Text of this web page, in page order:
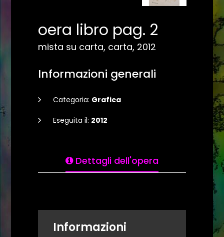
oera libro pag. 2
mista su carta, carta, 2012
Informazioni generali
Categoria: Grafica
Eseguita il: 2012
Dettagli dell'opera
Informazioni